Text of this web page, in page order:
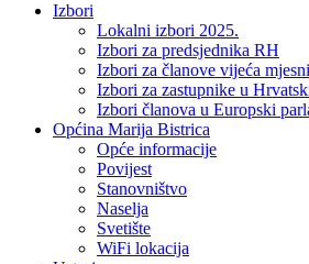
Izbori
Lokalni izbori 2025.
Izbori za predsjednika RH
Izbori za članove vijeća
Izbori za zastupnike u
Izbori članova u Europski
Općina Marija Bistrica
Opće informacije
Povijest
Stanovništvo
Naselja
Svetište
WiFi lokacija